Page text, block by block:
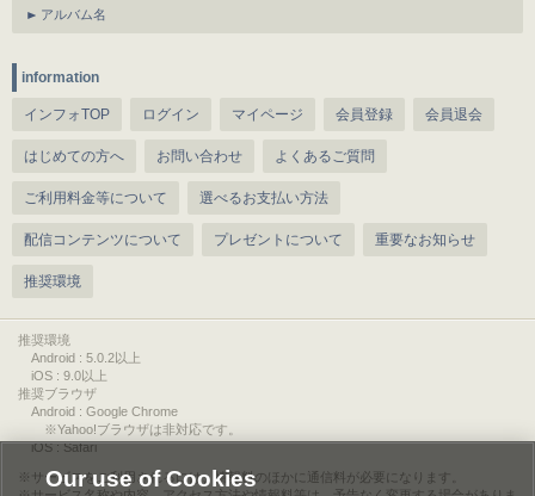
アルバム名
information
インフォTOP ログイン マイページ 会員登録 会員退会
はじめての方へ お問い合わせ よくあるご質問
ご利用料金等について 選べるお支払い方法
配信コンテンツについて プレゼントについて 重要なお知らせ
推奨環境
推奨環境
Android : 5.0.2以上
iOS : 9.0以上
推奨ブラウザ
Android : Google Chrome
※Yahoo!ブラウザは非対応です。
iOS : Safari
サービスをご利用されるには、情報料のほかに通信料が必要になります。
Our use of Cookies